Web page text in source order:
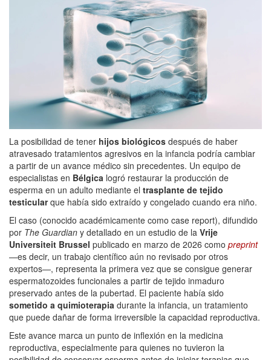
La posibilidad de tener hijos biológicos después de haber
atravesado tratamientos agresivos en la infancia podría cambiar
a partir de un avance médico sin precedentes. Un equipo de
especialistas en Bélgica logró restaurar la producción de
esperma en un adulto mediante el trasplante de tejido
testicularque había sido extraído y congelado cuando era niño.
El caso (conocido académicamente como case report), difundido
por The Guardian y detallado en un estudio de la Vrije
Universiteit Brussel publicado en marzo de 2026 como preprint
—es decir, un trabajo científico aún no revisado por otros
expertos—, representa la primera vez que se consigue generar
espermatozoides funcionales a partir de tejido inmaduro
preservado antes de la pubertad. El paciente había sido
sometido a quimioterapia durante la infancia, un tratamiento
que puede dañar de forma irreversible la capacidad reproductiva.
Este avance marca un punto de inflexión en la medicina
reproductiva, especialmente para quienes no tuvieron la